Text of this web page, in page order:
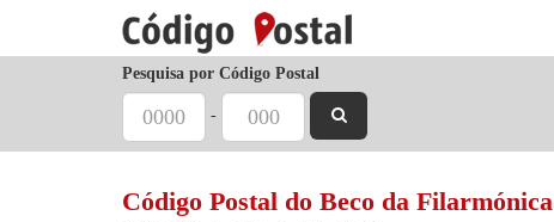
Pesquisa por Código Postal
-
Código Postal do Beco da Filarmónica